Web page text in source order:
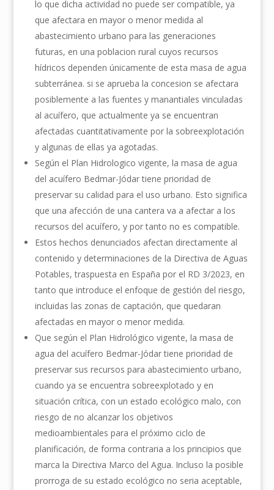
lo que dicha actividad no puede ser compatible, ya
que afectara en mayor o menor medida al
abastecimiento urbano para las generaciones
futuras, en una poblacion rural cuyos recursos
hídricos dependen únicamente de esta masa de agua
subterránea. si se aprueba la concesion se afectara
posiblemente a las fuentes y manantiales vinculadas
al acuífero, que actualmente ya se encuentran
afectadas cuantitativamente por la sobreexplotación
y algunas de ellas ya agotadas.
Según el Plan Hidrologico vigente, la masa de agua
del acuífero Bedmar-Jódar tiene prioridad de
preservar su calidad para el uso urbano. Esto significa
que una afección de una cantera va a afectar a los
recursos del acuífero, y por tanto no es compatible.
Estos hechos denunciados afectan directamente al
contenido y determinaciones de la Directiva de Aguas
Potables, traspuesta en España por el RD 3/2023, en
tanto que introduce el enfoque de gestión del riesgo,
incluidas las zonas de captación, que quedaran
afectadas en mayor o menor medida.
Que según el Plan Hidrológico vigente, la masa de
agua del acuífero Bedmar-Jódar tiene prioridad de
preservar sus recursos para abastecimiento urbano,
cuando ya se encuentra sobreexplotado y en
situación crítica, con un estado ecológico malo, con
riesgo de no alcanzar los objetivos
medioambientales para el próximo ciclo de
planificación, de forma contraria a los principios que
marca la Directiva Marco del Agua. Incluso la posible
prorroga de su estado ecológico no seria aceptable,